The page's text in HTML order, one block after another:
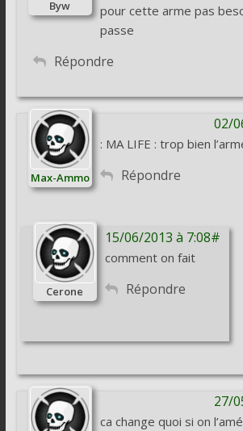
Byw
pour cette arme pas
passe
Répondre
02/
Max-Ammo
: MA LIFE : trop bien
Répondre
15/06/2013 à 7:08#
Cerone
comment on fait
Répondre
27/
ca change quoi si on